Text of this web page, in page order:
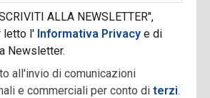
ALLA NEWSLETTER",
letto l' Informativa Privacye di
Newsletter.
all'invio di comunicazioni
e commerciali per conto diterzi.